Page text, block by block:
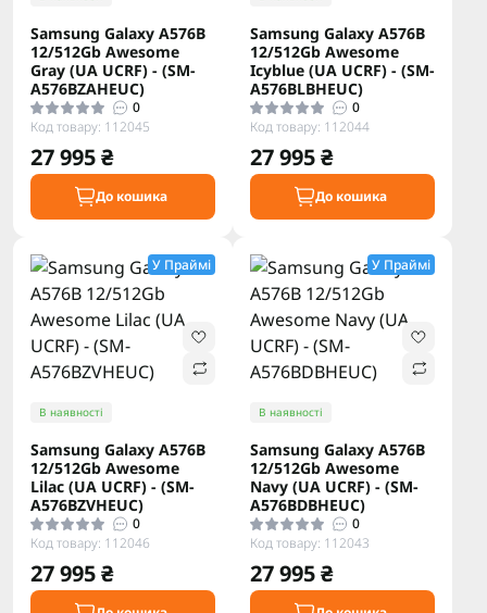
Samsung Galaxy A576B
12/512Gb Awesome
Gray (UA UCRF) - (SM-
A576BZAHEUC)
0
Код товару: 112045
27 995 ₴
До кошика
Samsung Galaxy A576B
12/512Gb Awesome
Icyblue (UA UCRF) - (SM-
A576BLBHEUC)
0
Код товару: 112044
27 995 ₴
До кошика
У Праймі
В наявності
Samsung Galaxy A576B
12/512Gb Awesome
Lilac (UA UCRF) - (SM-
A576BZVHEUC)
0
Код товару: 112046
27 995 ₴
У Праймі
В наявності
Samsung Galaxy A576B
12/512Gb Awesome
Navy (UA UCRF) - (SM-
A576BDBHEUC)
0
Код товару: 112043
27 995 ₴